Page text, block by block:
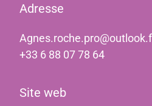
Adresse
+33 6 88 07 78 64
Site web